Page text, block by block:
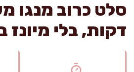
דקות, בלי מיונז